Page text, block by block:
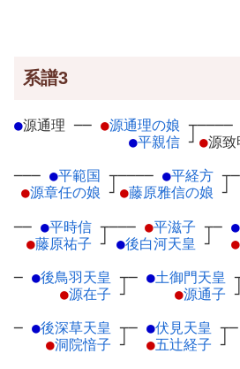
系譜3
●源通理 ── ●源通理の娘 ┬
●平親信 ┘
────
●源致
─── ●平範国
┬
●源章任の娘 ┘
──── ●平経方 ┬
●藤原雅信の娘 ┘
─
── ●平時信 ┬
●藤原祐子 ┘
─── ●平滋子 ┬
●後白河天皇 ┘
─ ●
●
─ ●後鳥羽天皇 ┬
●源在子 ┘
─ ●土御門天皇
●源通子 ┘
─ ●後深草天皇 ┬
●洞院愔子 ┘
─ ●伏見天皇 ┬
●五辻経子 ┘
─